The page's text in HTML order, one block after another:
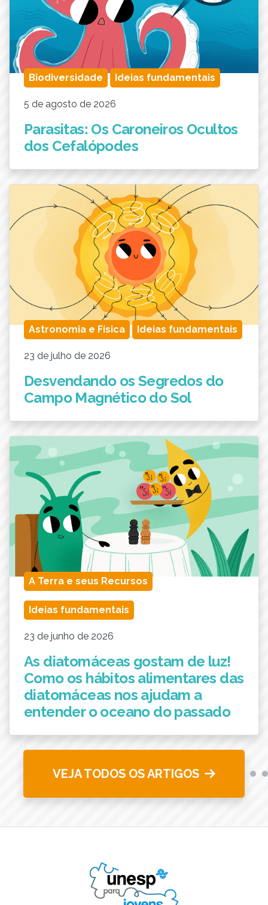
Biodiversidade Ideias fundamentais
5 de agosto de 2026
Parasitas: Os Caroneiros Ocultos
dos Cefalópodes
Astronomia e Física Ideias fundamentais
23 de julho de 2026
Desvendando os Segredos do
Campo Magnético do Sol
A Terra e seus Recursos
Ideias fundamentais
23 de junho de 2026
As diatomáceas gostam de luz!
Como os hábitos alimentares das
diatomáceas nos ajudam a
entender o oceano do passado
VEJA TODOS OS ARTIGOS